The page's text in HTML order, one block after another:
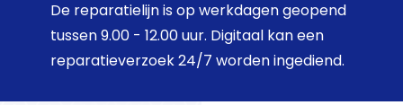
De reparatielijn is op werkdagen geopend
tussen 9.00 - 12.00 uur. Digitaal kan een
reparatieverzoek 24/7 worden ingediend.